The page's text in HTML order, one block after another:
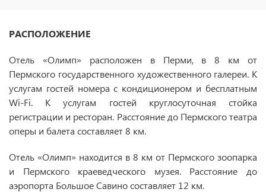
РАСПОЛОЖЕНИЕ
Отель «Олимп» расположен в Перми, в 8 км от
Пермского государственного художественного галереи. К
услугам гостей номера с кондиционером и бесплатным
Wi-Fi. К услугам гостей круглосуточная стойка
регистрации и ресторан. Расстояние до Пермского театра
оперы и балета составляет 8 км.
Отель «Олимп» находится в 8 км от Пермского зоопарка
и Пермского краеведческого музея. Расстояние до
аэропорта Большое Савино составляет 12 км.